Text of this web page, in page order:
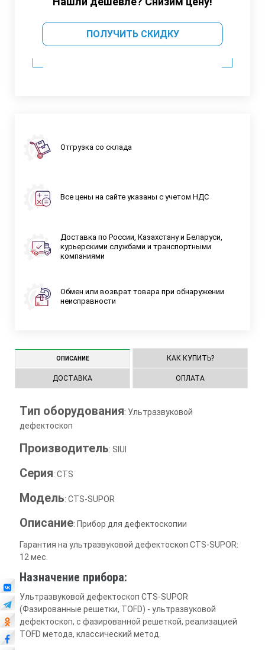
ПОЛУЧИТЬ СКИДКУ
Отгрузка со склада
Все цены на сайте указаны с учетом НДС
Доставка по России, Казахстану и Беларуси,
курьерскими службами и транспортными
компаниями
Обмен или возврат товара при обнаружении
неисправности
ОПИСАНИЕ КАК КУПИТЬ?
ДОСТАВКА ОПЛАТА
Тип оборудования: Ультразвуковой
дефектоскоп
Производитель: SIUI
Серия: CTS
Модель: CTS-SUPOR
Описание: Прибор для дефектоскопии
Гарантия на ультразвуковой дефектоскоп CTS-SUPOR:
12 мес.
Назначение прибора:
Ультразвуковой дефектоскоп CTS-SUPOR
(Фазированные решетки, TOFD) - ультразвуковой
дефектоскоп, с фазированной решеткой, реализацией
TOFD метода, классический метод.